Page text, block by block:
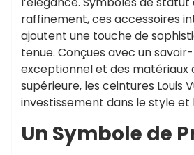
raffinement, ces accessoires
ajoutent une touche de
tenue. Conçues avec un
exceptionnel et des matériaux
supérieure, les ceintures Louis
investissement dans le style et
Un Symbole de